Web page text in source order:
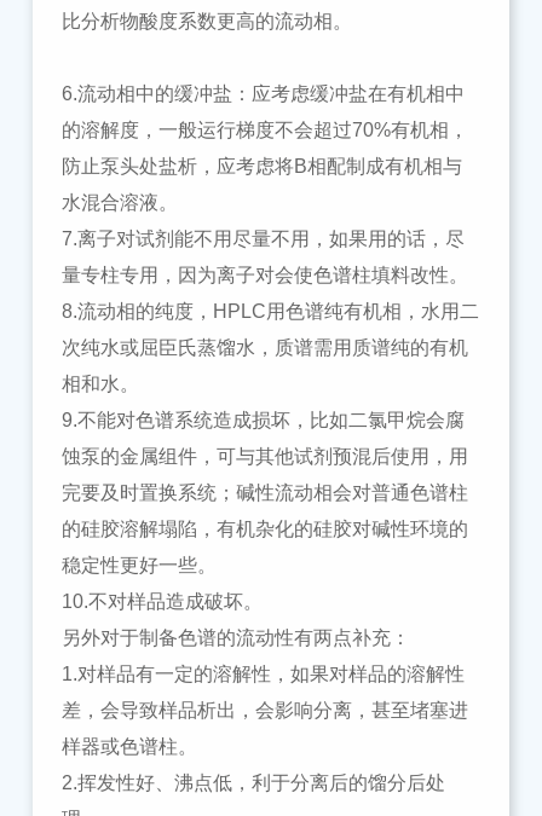
比分析物酸度系数更高的流动相。
6.流动相中的缓冲盐：应考虑缓冲盐在有机相中
的溶解度，一般运行梯度不会超过70%有机相，
防止泵头处盐析，应考虑将B相配制成有机相与
水混合溶液。
7.离子对试剂能不用尽量不用，如果用的话，尽
量专柱专用，因为离子对会使色谱柱填料改性。
8.流动相的纯度，HPLC用色谱纯有机相，水用二
次纯水或屈臣氏蒸馏水，质谱需用质谱纯的有机
相和水。
9.不能对色谱系统造成损坏，比如二氯甲烷会腐
蚀泵的金属组件，可与其他试剂预混后使用，用
完要及时置换系统；碱性流动相会对普通色谱柱
的硅胶溶解塌陷，有机杂化的硅胶对碱性环境的
稳定性更好一些。
10.不对样品造成破坏。
另外对于制备色谱的流动性有两点补充：
1.对样品有一定的溶解性，如果对样品的溶解性
差，会导致样品析出，会影响分离，甚至堵塞进
样器或色谱柱。
2.挥发性好、沸点低，利于分离后的馏分后处